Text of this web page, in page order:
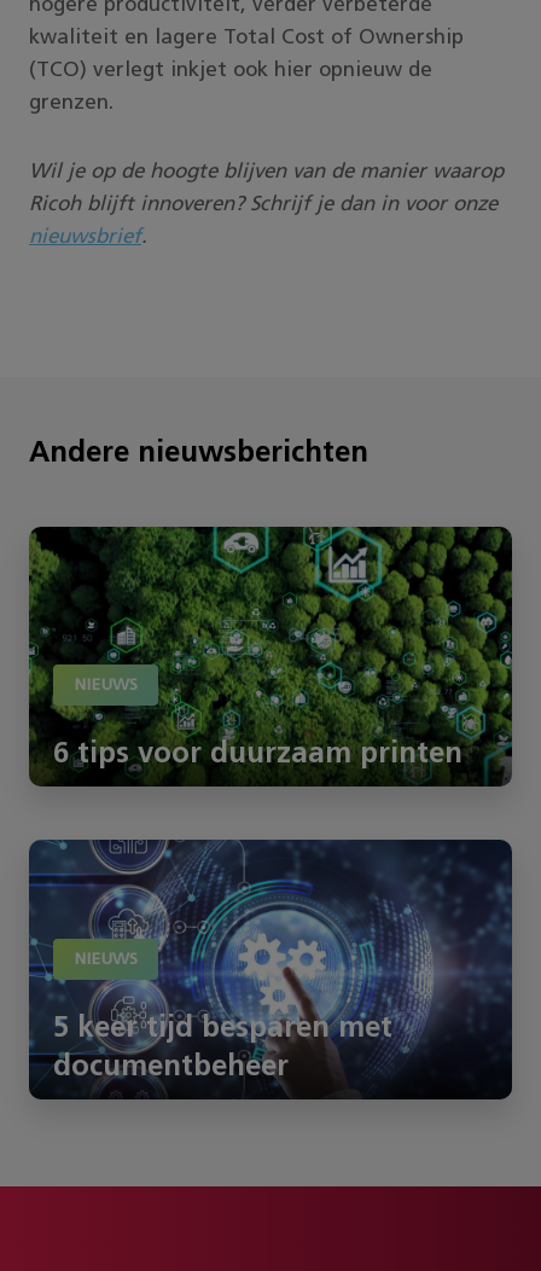
hogere productiviteit, verder verbeterde
kwaliteit en lagere Total Cost of Ownership
(TCO) verlegt inkjet ook hier opnieuw de
grenzen.
Wil je op de hoogte blijven van de manier waarop
Ricoh blijft innoveren? Schrijf je dan in voor onze
nieuwsbrief.
Andere nieuwsberichten
NIEUWS
6 tips voor duurzaam printen
NIEUWS
5 keer tijd besparen met
documentbeheer